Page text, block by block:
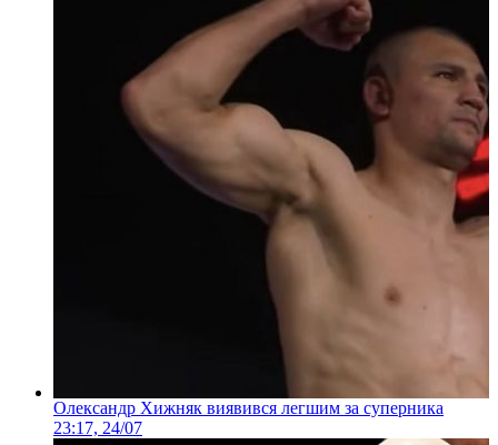
Олександр Хижняк виявився легшим за суперника
23:17, 24/07